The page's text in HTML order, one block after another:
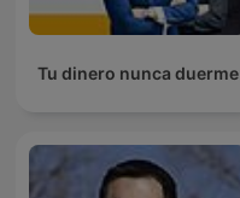
Tu dinero nunca duerme